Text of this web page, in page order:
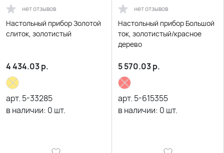
нет отзывов
Настольный прибор Золотой
слиток, золотистый
4 434.03р.
арт. 5-33285
в наличии: 0 шт.
нет отзывов
Настольный прибор Большой
ток, золотистый/красное
дерево
5 570.03р.
арт. 5-615355
в наличии: 0 шт.